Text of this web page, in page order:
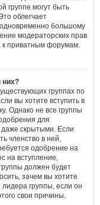
группе могут быть
облегчает
большому
модераторских прав
к приватным форумам.
них?
группах по
вы хотите вступить в
Однако не все группы
для
даже скрытыми. Если
членство в ней,
одобрение на
на вступление,
должен будет
зачем вы хотите
группы, если он
свои причины.